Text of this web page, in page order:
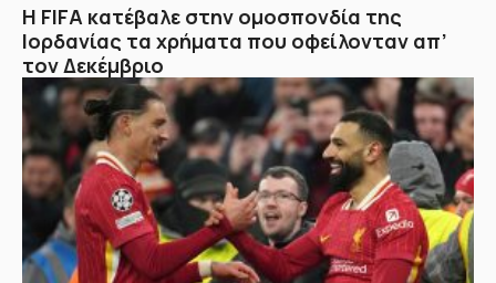
Η FIFA κατέβαλε στην ομοσπονδία της
Ιορδανίας τα χρήματα που οφείλονταν απ’
τον Δεκέμβριο